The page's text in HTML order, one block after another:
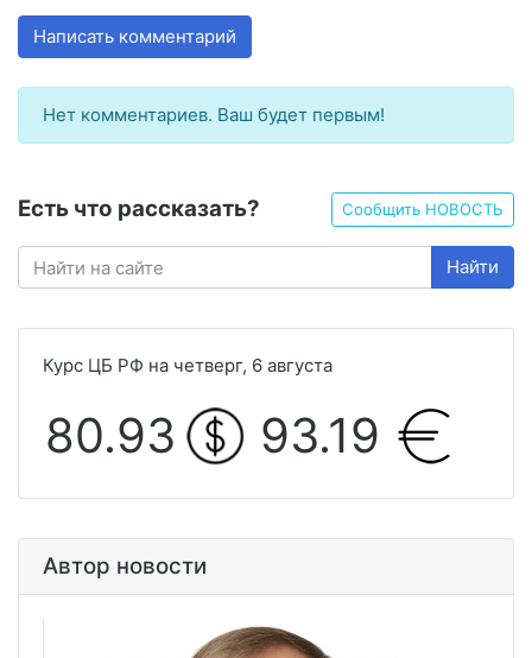
Написать комментарий
Нет комментариев. Ваш будет первым!
Есть что рассказать? Сообщить НОВОСТЬ
Найти
Курс ЦБ РФ на четверг, 6 августа
80.93 93.19
Автор новости